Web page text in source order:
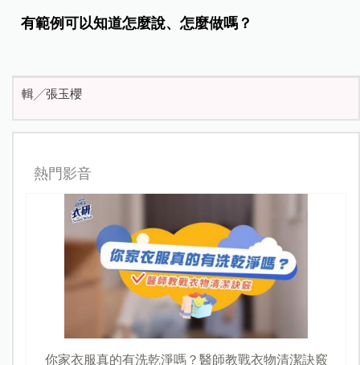
有範例可以知道怎麼說、怎麼做嗎？
輯╱張玉櫻
熱門影音
你家衣服真的有洗乾淨嗎？醫師教戰衣物清潔訣竅